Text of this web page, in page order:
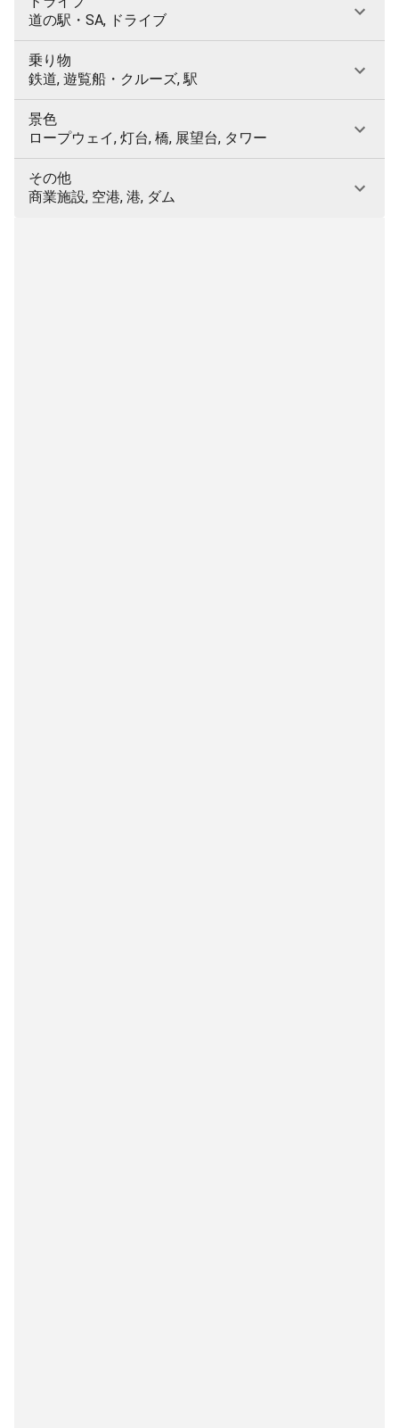
道の駅・SA, ドライブ
乗り物
鉄道, 遊覧船・クルーズ, 駅
景色
ロープウェイ, 灯台, 橋, 展望台, タワー
その他
商業施設, 空港, 港, ダム